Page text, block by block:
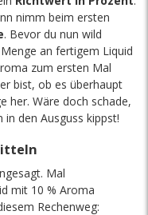
nimm beim ersten
. Bevor du nun wild
an fertigem Liquid
zum ersten Mal
bist, ob es überhaupt
her. Wäre doch schade,
den Ausguss kippst!
Mal
mit 10 % Aroma
Rechenweg: